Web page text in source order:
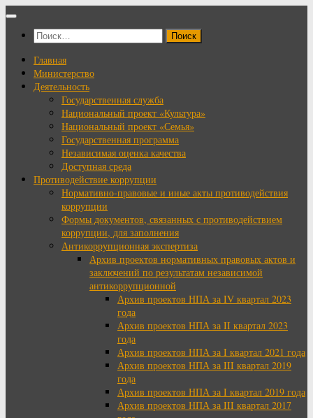
Перейти
содержимому
Найти:
Главная
Министерство
Деятельность
Государственная служба
Национальный проект «Культура»
Национальный проект «Семья»
Государственная программа
Независимая оценка качества
Доступная среда
Противодействие коррупции
Нормативно-правовые и иные акты противодействия
коррупции
Формы документов, связанных с противодействием
коррупции, для заполнения
Антикоррупционная экспертиза
Архив проектов нормативных правовых актов и
заключений по результатам независимой
антикоррупционной
Архив проектов НПА за IV квартал 2023
года
Архив проектов НПА за II квартал 2023
года
Архив проектов НПА за I квартал 2021 года
Архив проектов НПА за III квартал 2019
года
Архив проектов НПА за I квартал 2019 года
Архив проектов НПА за III квартал 2017